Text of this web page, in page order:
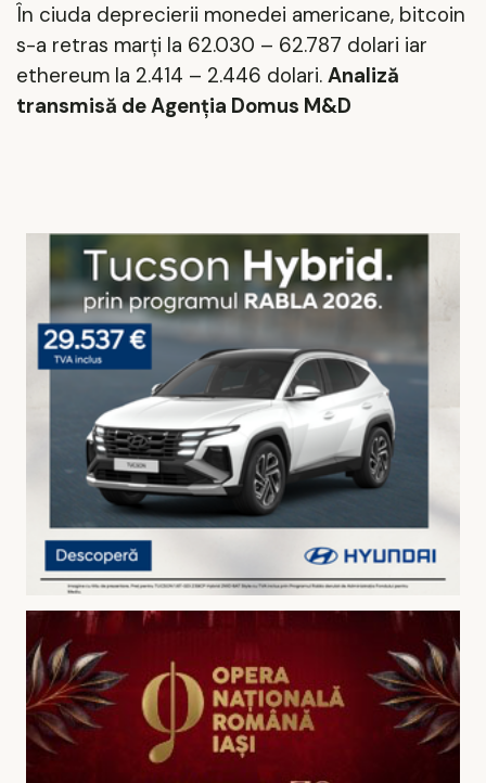
În ciuda deprecierii monedei americane, bitcoin
s-a retras marți la 62.030 – 62.787 dolari iar
ethereum la 2.414 – 2.446 dolari. Analiză
transmisă de Agenția Domus M&D